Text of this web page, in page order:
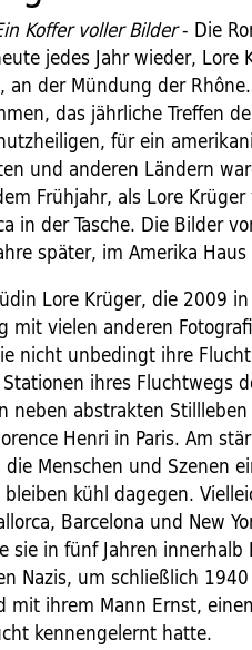
Koffer voller Bilder- Die
jedes Jahr wieder,
an der Mündung der
das jährliche Treffen
für ein
und anderen Ländern
Frühjahr, als Lore
in der Tasche. Die Bilder
später, im Amerika
Lore Krüger, die 2009
mit vielen anderen
nicht unbedingt ihre
ihres Fluchtwegs
neben abstrakten
Henri in Paris. Am
Menschen und Szenen
kühl dagegen.
Barcelona und New
sie in fünf Jahren
Nazis, um schließlich
mit ihrem Mann Ernst,
kennengelernt hatte.